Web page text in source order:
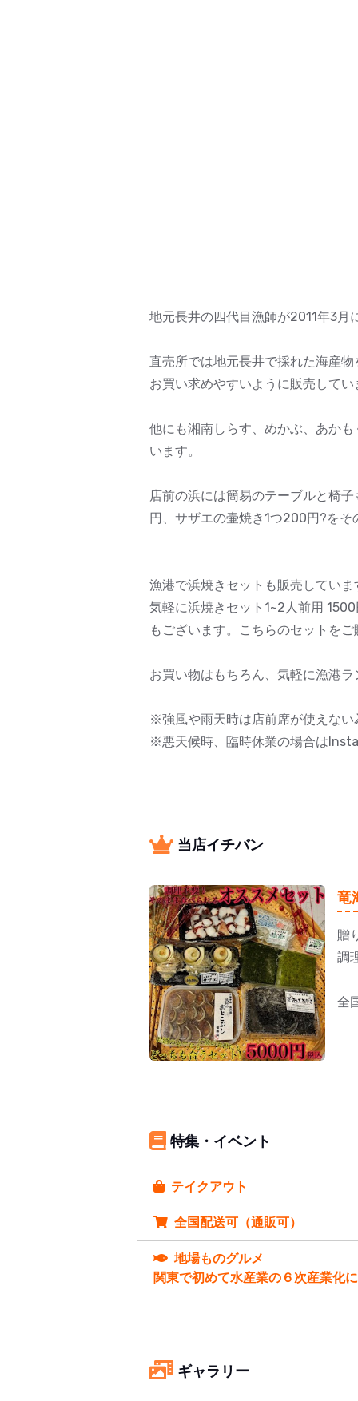
地元長井の四代目漁師が2011年3月
直売所では地元長井で採れた海産
お買い求めやすいように販売してい
他にも湘南しらす、めかぶ、あか
います。
店前の浜には簡易のテーブルと椅
円、サザエの壷焼き1つ200円?をそ
漁港で浜焼きセットも販売していま
気軽に浜焼きセット1~2人前用
もございます。こちらのセットを
お買い物はもちろん、気軽に漁港ラ
※強風や雨天時は店前席が使えない
※悪天候時、臨時休業の場合は
当店イチバン
竜
贈
調
全
特集・イベント
テイクアウト
全国配送可（通販可）
地場ものグルメ
関東で初めて水産業の６次産業化
ギャラリー